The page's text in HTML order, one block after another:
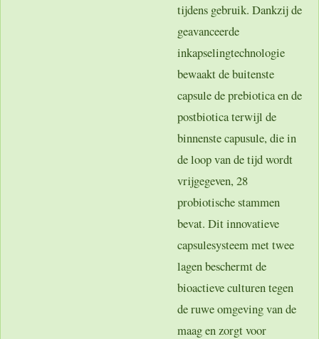
tijdens gebruik. Dankzij de
geavanceerde
inkapselingtechnologie
bewaakt de buitenste
capsule de prebiotica en de
postbiotica terwijl de
binnenste capusule, die in
de loop van de tijd wordt
vrijgegeven, 28
probiotische stammen
bevat. Dit innovatieve
capsulesysteem met twee
lagen beschermt de
bioactieve culturen tegen
de ruwe omgeving van de
maag en zorgt voor